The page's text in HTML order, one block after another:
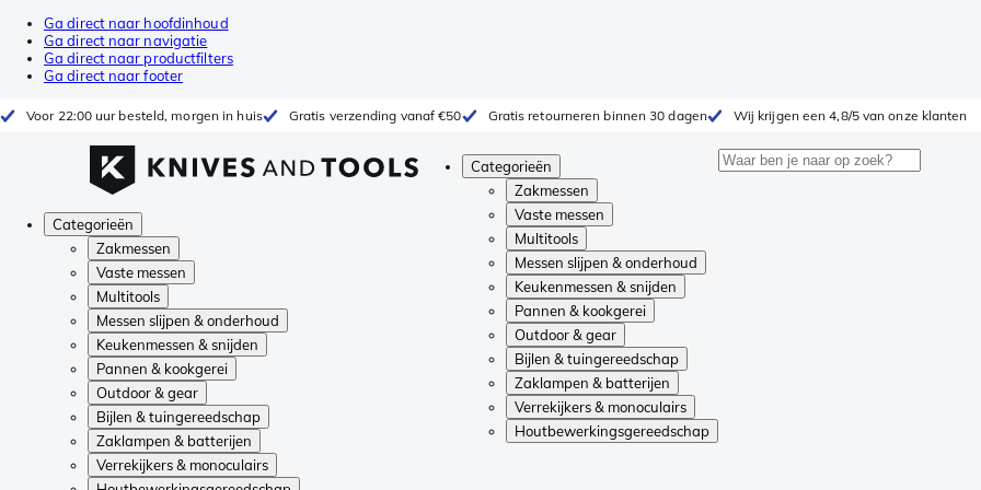
Ga direct naar hoofdinhoud
Ga direct naar navigatie
Ga direct naar productfilters
Ga direct naar footer
Voor 22:00 uur besteld, morgen in huis Gratis verzending vanaf €50 Gratis retourneren binnen 30 dagen Wij krijgen een 4,8/5 van onze klanten
Categorieën
Zakmessen
Vaste messen
Multitools
Messen slijpen & onderhoud
Keukenmessen & snijden
Pannen & kookgerei
Outdoor & gear
Bijlen & tuingereedschap
Zaklampen & batterijen
Verrekijkers & monoculairs
Houtbewerkingsgereedschap
Categorieën
Zakmessen
Vaste messen
Multitools
Messen slijpen & onderhoud
Keukenmessen & snijden
Pannen & kookgerei
Outdoor & gear
Bijlen & tuingereedschap
Zaklampen & batterijen
Verrekijkers & monoculairs